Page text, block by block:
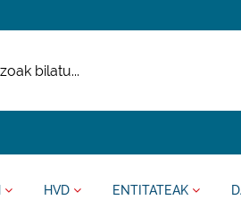
HVD ENTITATEAK